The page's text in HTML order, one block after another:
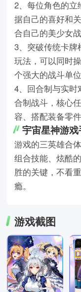
2、每位角色的立
据自己的喜好和
合自己的美少女战
3、突破传统卡牌
玩法，可以同时
个强大的战斗单位
4、回合制与实时
合制战斗，核心
容、搭配装备零件
宇宙星神游
游戏的三英雄合
组合技能、炫酷
胜的关键，不看
瘾。
游戏截图